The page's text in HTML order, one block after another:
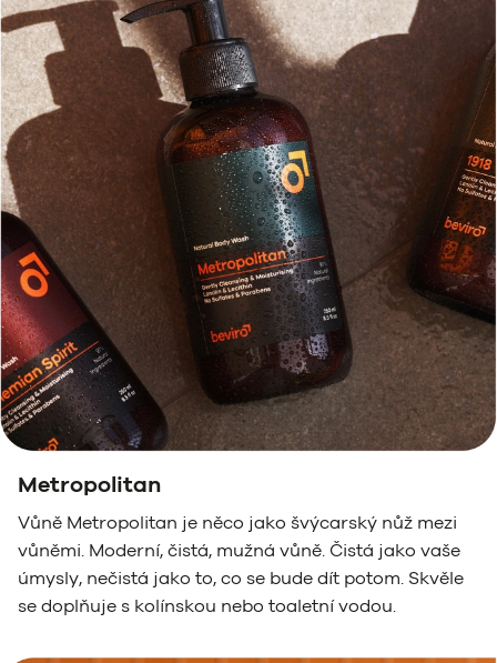
Metropolitan
Vůně Metropolitan je něco jako švýcarský nůž mezi
vůněmi. Moderní, čistá, mužná vůně. Čistá jako vaše
úmysly, nečistá jako to, co se bude dít potom. Skvěle
se doplňuje s kolínskou nebo toaletní vodou.